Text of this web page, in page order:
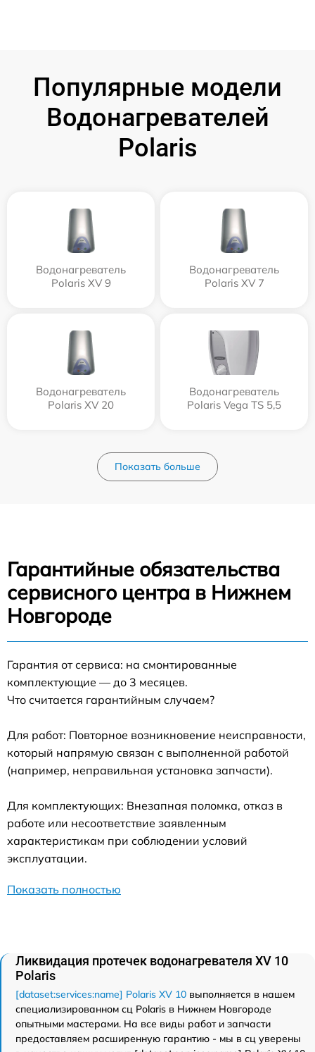
Популярные модели
Водонагревателей
Polaris
Водонагреватель
Polaris XV 9
Водонагреватель
Polaris XV 7
Водонагреватель
Polaris XV 20
Водонагреватель
Polaris Vega TS 5,5
Показать больше
Гарантийные обязательства
сервисного центра в Нижнем
Новгороде
Гарантия от сервиса: на смонтированные
комплектующие — до 3 месяцев.
Что считается гарантийным случаем?
Для работ: Повторное возникновение неисправности,
который напрямую связан с выполненной работой
(например, неправильная установка запчасти).
Для комплектующих: Внезапная поломка, отказ в
работе или несоответствие заявленным
характеристикам при соблюдении условий
эксплуатации.
Показать полностью
Ликвидация протечек водонагревателя XV 10
Polaris
[dataset:services:name] Polaris XV 10 выполняется в нашем
специализированном сц Polaris в Нижнем Новгороде
опытными мастерами. На все виды работ и запчасти
предоставляем расширенную гарантию - мы в сц уверены